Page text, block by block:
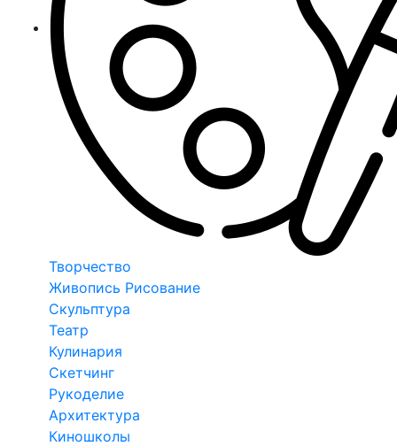
Творчество
Живопись Рисование
Скульптура
Театр
Кулинария
Скетчинг
Рукоделие
Архитектура
Киношколы